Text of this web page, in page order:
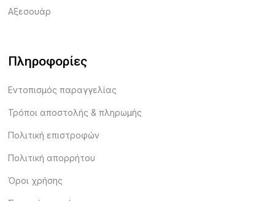
Αξεσουάρ
Πληροφορίες
Εντοπισμός παραγγελίας
Τρόποι αποστολής & πληρωμής
Πολιτική επιστροφών
Πολιτική απορρήτου
Όροι χρήσης